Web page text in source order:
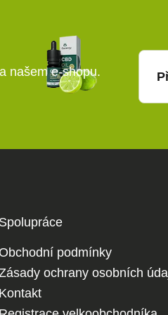
našem e-shopu.
Spolupráce
Obchodní podmínky
ochrany osobních
Kontakt